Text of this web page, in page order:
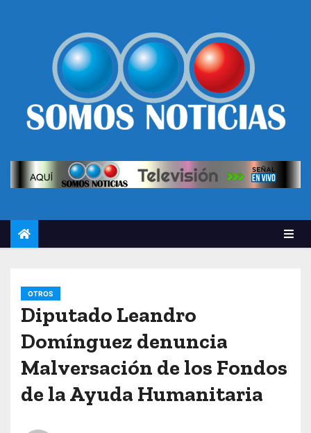
OTROS
Diputado Leandro
Domínguez denuncia
Malversación de los Fondos
de la Ayuda Humanitaria